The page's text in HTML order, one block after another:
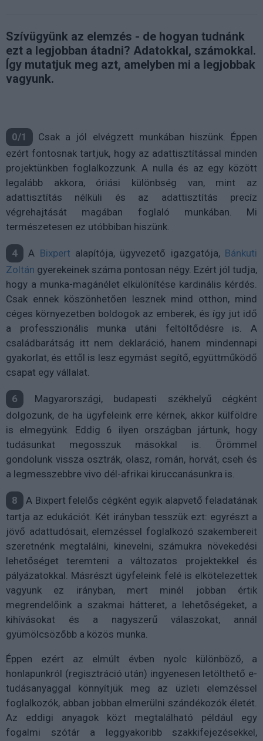
Szívügyünk az elemzés - de hogyan tudnánk
ezt a legjobban átadni? Adatokkal, számokkal.
Így mutatjuk meg azt, amelyben mi a legjobbak
vagyunk.
0/1
Csak a jól elvégzett munkában hiszünk. Éppen
ezért fontosnak tartjuk, hogy az adattisztítással minden
projektünkben foglalkozzunk. A nulla és az egy között
legalább akkora, óriási különbség van, mint az
adattisztítás nélküli és az adattisztítás precíz
végrehajtását magában foglaló munkában. Mi
természetesen ez utóbbiban hiszünk.
4 A Bixpert alapítója, ügyvezető igazgatója, Bánkuti
Zoltán gyerekeinek száma pontosan négy. Ezért jól tudja,
hogy a munka-magánélet elkülönítése kardinális kérdés.
Csak ennek köszönhetően lesznek mind otthon, mind
céges környezetben boldogok az emberek, és így jut idő
a professzionális munka utáni feltöltődésre is. A
családbarátság itt nem deklaráció, hanem mindennapi
gyakorlat, és ettől is lesz egymást segítő, együttműködő
csapat egy vállalat.
6
Magyarországi, budapesti székhelyű cégként
dolgozunk, de ha ügyfeleink erre kérnek, akkor külföldre
is elmegyünk. Eddig 6 ilyen országban jártunk, hogy
tudásunkat megosszuk másokkal is. Örömmel
gondolunk vissza osztrák, olasz, román, horvát, cseh és
a legmesszebbre vivo dél-afrikai kiruccanásunkra is.
8
A Bixpert felelős cégként egyik alapvető feladatának
tartja az edukációt. Két irányban tesszük ezt: egyrészt a
jövő adattudósait, elemzéssel foglalkozó szakembereit
szeretnénk megtalálni, kinevelni, számukra növekedési
lehetőséget teremteni a változatos projektekkel és
pályázatokkal. Másrészt ügyfeleink felé is elkötelezettek
vagyunk ez irányban, mert minél jobban értik
megrendelőink a szakmai hátteret, a lehetőségeket, a
kihívásokat és a nagyszerű válaszokat, annál
gyümölcsözőbb a közös munka.
Éppen ezért az elmúlt évben nyolc különböző, a
honlapunkról (regisztráció után) ingyenesen letölthető e-
tudásanyaggal könnyítjük meg az üzleti elemzéssel
foglalkozók, abban jobban elmerülni szándékozók életét.
Az eddigi anyagok közt megtalálható például egy
fogalmi szótár a leggyakoribb szakkifejezésekkel,